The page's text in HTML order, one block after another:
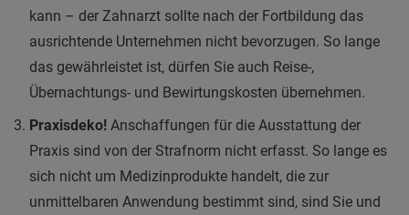
kann – der Zahnarzt sollte nach der Fortbildung das
ausrichtende Unternehmen nicht bevorzugen. So lange
das gewährleistet ist, dürfen Sie auch Reise-,
Übernachtungs- und Bewirtungskosten übernehmen.
Praxisdeko! Anschaffungen für die Ausstattung der
Praxis sind von der Strafnorm nicht erfasst. So lange es
sich nicht um Medizinprodukte handelt, die zur
unmittelbaren Anwendung bestimmt sind, sind Sie und